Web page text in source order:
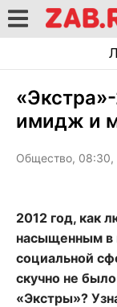
имидж и
Общество, 08:30,
2012 год, как
насыщенным в
социальной
скучно не
«Экстры»?